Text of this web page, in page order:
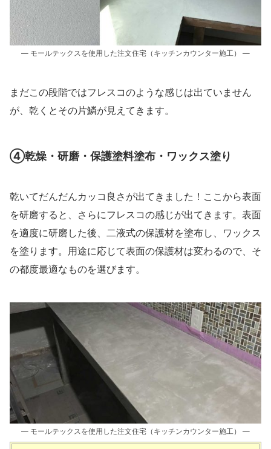
― モールテックスを使用した注文住宅（キッチンカウンター施工） ―
まだこの段階ではフレスコのような感じは出ていません
が、乾くとその片鱗が見えてきます。
④乾燥・研磨・保護塗料塗布・ワックス塗り
乾いてだんだんカッコ良さが出てきました！ここから表面
を研磨すると、さらにフレスコの感じが出てきます。表面
を適度に研磨した後、二液式の保護材を塗布し、ワックス
を塗ります。用途に応じて表面の保護材は変わるので、そ
の都度最適なものを選びます。
― モールテックスを使用した注文住宅（キッチンカウンター施工） ―